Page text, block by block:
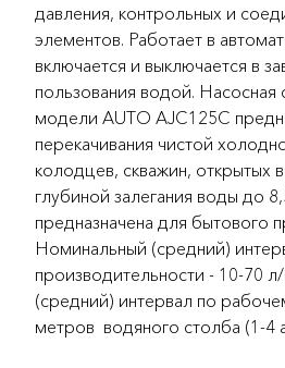
давления, контрольных и
элементов. Работает в
включается и выключается в
пользования водой. Насосная
модели AUTO AJC125С
перекачивания чистой
колодцев, скважин, открытых
глубиной залегания воды до
предназначена для бытового
Номинальный (средний)
производительности - 10-70
(средний) интервал по
метров водяного столба (1-4